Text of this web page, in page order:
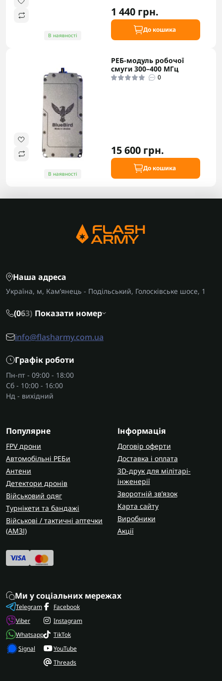
В наявності
1 440 грн.
До кошика
В наявності
РЕБ-модуль робочої
смуги 300–400 МГц
0
15 600 грн.
До кошика
Наша адреса
Україна, м, Кам’янець - Подільський, Голосківське шосе, 1
(063) Показати номер
info@flasharmy.com.ua
Графік роботи
Пн-пт - 09:00 - 18:00
Сб - 10:00 - 16:00
Нд - вихідний
Популярне
FPV дрони
Автомобільні РЕБи
Антени
Детектори дронів
Військовий одяг
Турнікети та бандажі
Військові / тактичні аптечки
(AMЗІ)
Інформація
Договір оферти
Доставка і оплата
3D-друк для мілітарі-
інженерії
Зворотній зв’язок
Карта сайту
Виробники
Акції
Ми у соціальних мережах
Telegram
Viber
Whatsapp
Signal
Facebook
Instagram
TikTok
YouTube
Threads